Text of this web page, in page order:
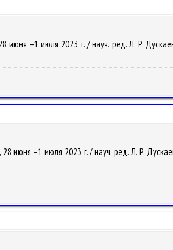
июня –1 июля 2023 г. / науч. ред. Л. Р.
июня –1 июля 2023 г. / науч. ред. Л. Р.